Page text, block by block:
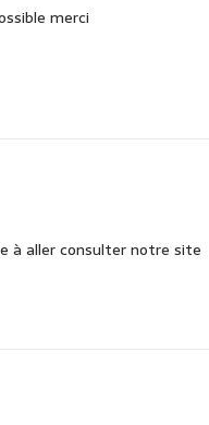
merci
à aller consulter notre site